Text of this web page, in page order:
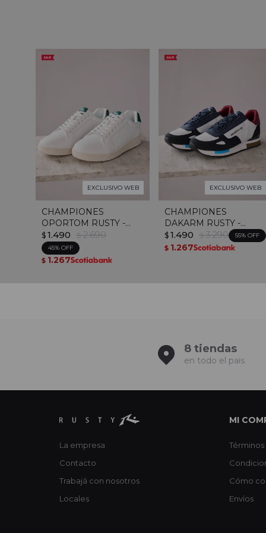
EXCLUSIVO WEB
CHAMPIONES
OPORTOM RUSTY -
Blanco / Verde
$ 1.490 $ 2.690
45
$ 1.267
EXCLUSIVO WEB
CHAMPIONES
DAKARM RUSTY -
Blanco / Azul
$ 1.490 $ 3.290 55
$ 1.267
8 tiendas
en todo el pais
La empresa
Contacto
Trabajá con nosotros
Locales
MI
Cómo
Envíos